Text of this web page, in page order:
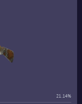
21.14%